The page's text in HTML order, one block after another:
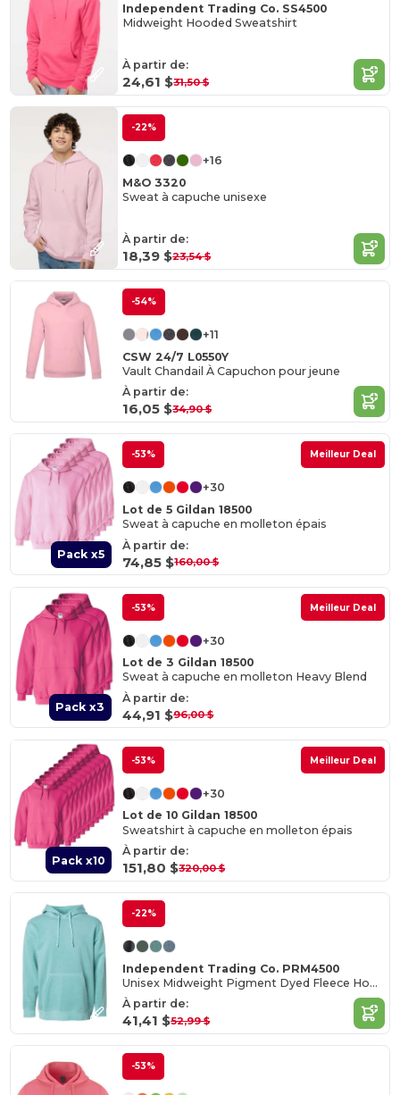
Independent Trading Co. SS4500
Midweight Hooded Sweatshirt
À partir de:
24,61 $31,50 $
-22%
+16
M&O 3320
Sweat à capuche unisexe
À partir de:
18,39 $23,54 $
-54%
+11
CSW 24/7 L0550Y
Vault Chandail À Capuchon pour jeune
À partir de:
16,05 $34,90 $
Pack x5
-53% Meilleur Deal
+30
Lot de 5 Gildan 18500
Sweat à capuche en molleton épais
À partir de:
74,85 $160,00 $
Pack x3
-53% Meilleur Deal
+30
Lot de 3 Gildan 18500
Sweat à capuche en molleton Heavy Blend
À partir de:
44,91 $96,00 $
Pack x10
-53% Meilleur Deal
+30
Lot de 10 Gildan 18500
Sweatshirt à capuche en molleton épais
À partir de:
151,80 $320,00 $
-22%
Independent Trading Co. PRM4500
Unisex Midweight Pigment Dyed Fleece Hood
À partir de:
41,41 $52,99 $
-53%